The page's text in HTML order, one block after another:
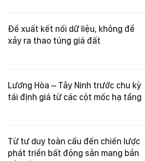
Đề xuất kết nối dữ liệu, không để
xảy ra thao túng giá đất
Lương Hòa – Tây Ninh trước chu kỳ
tái định giá từ các cột mốc hạ tầng
Từ tư duy toàn cầu đến chiến lược
phát triển bất động sản mang bản